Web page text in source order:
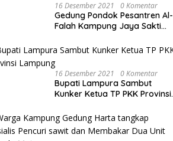
16 Desember 2021 0 Komentar
Gedung Pondok Pesantren Al-
Falah Kampung Jaya Sakti
16 Desember 2021 0 Komentar
Bupati Lampura Sambut
Kunker Ketua TP PKK Provinsi